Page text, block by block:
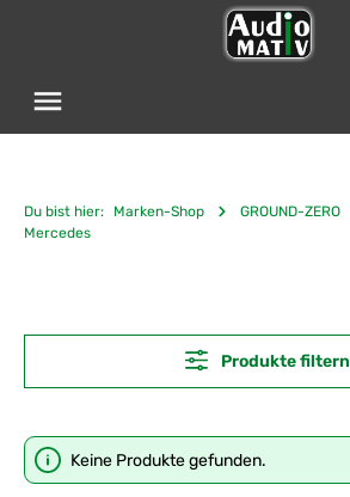
Du bist hier: Marken-Shop GROUND-ZERO
Mercedes
Produkte filtern
Keine Produkte gefunden.